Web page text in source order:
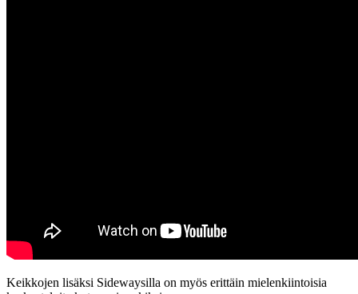
Keikkojen lisäksi Sidewaysilla on myös erittäin mielenkiintoisia